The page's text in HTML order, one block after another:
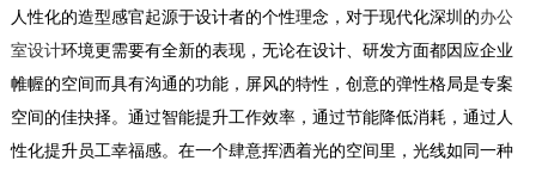
人性化的造型感官起源于设计者的个性理念，对于现代化深圳的办公
室设计环境更需要有全新的表现，无论在设计、研发方面都因应企业
帷幄的空间而具有沟通的功能，屏风的特性，创意的弹性格局是专案
空间的佳抉择。通过智能提升工作效率，通过节能降低消耗，通过人
性化提升员工幸福感。在一个肆意挥洒着光的空间里，光线如同一种